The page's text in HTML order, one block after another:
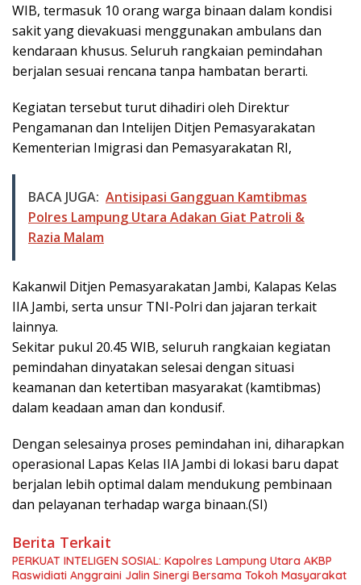
WIB, termasuk 10 orang warga binaan dalam kondisi
sakit yang dievakuasi menggunakan ambulans dan
kendaraan khusus. Seluruh rangkaian pemindahan
berjalan sesuai rencana tanpa hambatan berarti.
Kegiatan tersebut turut dihadiri oleh Direktur
Pengamanan dan Intelijen Ditjen Pemasyarakatan
Kementerian Imigrasi dan Pemasyarakatan RI,
BACA JUGA: Antisipasi Gangguan Kamtibmas
Polres Lampung Utara Adakan Giat Patroli &
Razia Malam
Kakanwil Ditjen Pemasyarakatan Jambi, Kalapas Kelas
IIA Jambi, serta unsur TNI-Polri dan jajaran terkait
lainnya.
Sekitar pukul 20.45 WIB, seluruh rangkaian kegiatan
pemindahan dinyatakan selesai dengan situasi
keamanan dan ketertiban masyarakat (kamtibmas)
dalam keadaan aman dan kondusif.
Dengan selesainya proses pemindahan ini, diharapkan
operasional Lapas Kelas IIA Jambi di lokasi baru dapat
berjalan lebih optimal dalam mendukung pembinaan
dan pelayanan terhadap warga binaan.(SI)
Berita Terkait
PERKUAT INTELIGEN SOSIAL: Kapolres Lampung Utara AKBP
Raswidiati Anggraini Jalin Sinergi Bersama Tokoh Masyarakat